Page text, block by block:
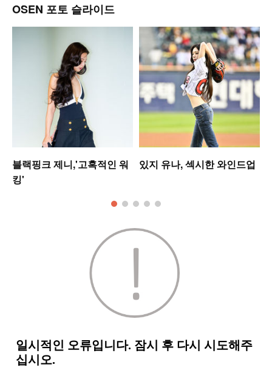
OSEN 포토 슬라이드
블랙핑크 제니,'고혹적인 워
킹'
있지 유나, 섹시한 와인드업